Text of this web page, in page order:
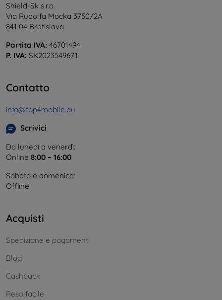
Shield-Sk s.r.o.
Via Rudolfa Mocka 3750/2A
841 04 Bratislava
Partita IVA: 46701494
P. IVA: SK2023549671
Contatto
info@top4mobile.eu
Scrivici
Da lunedì a venerdì:
Online 8:00 – 16:00
Sabato e domenica:
Offline
Acquisti
Spedizione e pagamenti
Blog
Cashback
Reso facile